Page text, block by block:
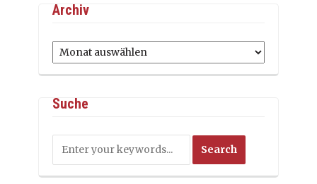
Archiv
Archiv
Suche